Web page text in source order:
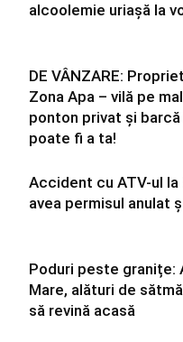
alcoolemie uriașă la
DE VÂNZARE:
Zona Apa – vilă pe
ponton privat și
poate fi a ta!
Accident cu ATV-ul
avea permisul anulat
Poduri peste granițe:
Mare, alături de
să revină acasă